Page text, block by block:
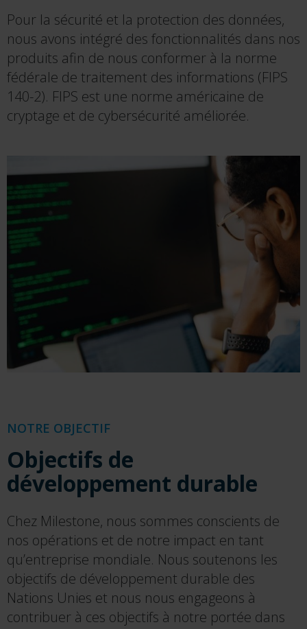
Pour la sécurité et la protection des données,
nous avons intégré des fonctionnalités dans nos
produits afin de nous conformer à la norme
fédérale de traitement des informations (FIPS
140-2). FIPS est une norme américaine de
cryptage et de cybersécurité améliorée.
NOTRE OBJECTIF
Objectifs de
développement durable
Chez Milestone, nous sommes conscients de
nos opérations et de notre impact en tant
qu’entreprise mondiale. Nous soutenons les
objectifs de développement durable des
Nations Unies et nous nous engageons à
contribuer à ces objectifs à notre portée dans